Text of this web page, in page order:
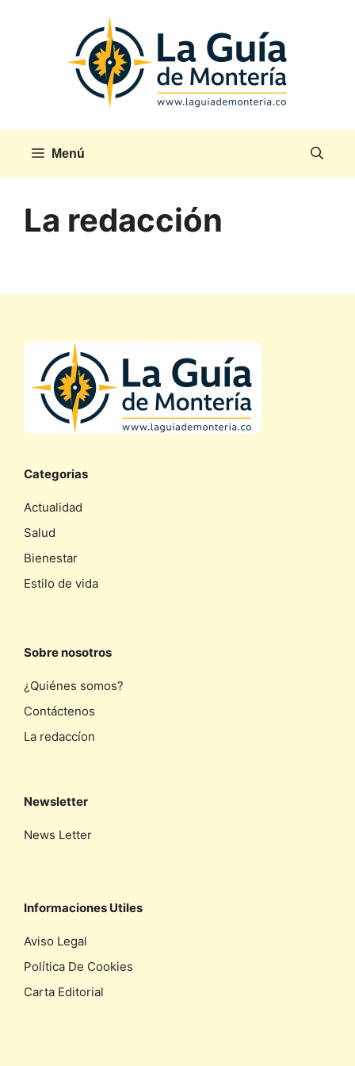
Menú
La redacción
Categorias
Actualidad
Salud
Bienestar
Estilo de vida
Sobre nosotros
¿Quiénes somos?
Contáctenos
La redaccíon
Newsletter
News Letter
Informaciones Utiles
Aviso Legal
Política De Cookies
Carta Editorial